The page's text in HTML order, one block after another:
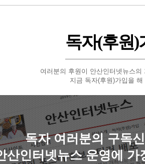
독자(후원)
여러분의 후원이 안산인터넷뉴스의
지금 독자(후원)가입을 해
독자 여러분의 구독
산인터넷뉴스 운영에 가